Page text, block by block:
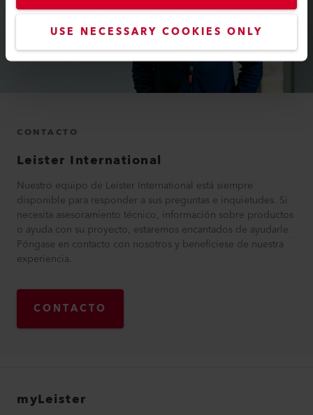
USE NECESSARY COOKIES ONLY
CONTACTO
Leister International
Nuestro equipo de Leister International está siempre
disponible para responder a sus preguntas e inquietudes. Si
necesita asesoramiento técnico, información sobre productos
o ayuda con su proyecto, estaremos encantados de ayudarle.
Póngase en contacto con nosotros y benefíciese de nuestra
experiencia.
CONTACTO
myLeister